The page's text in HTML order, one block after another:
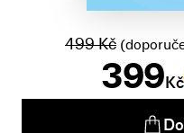
399 Kč
499Kč